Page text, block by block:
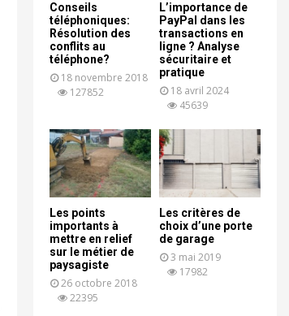
Conseils
téléphoniques:
Résolution des
conflits au
téléphone?
18 novembre 2018
127852
L’importance de
PayPal dans les
transactions en
ligne ? Analyse
sécuritaire et
pratique
18 avril 2024
45639
Les points
importants à
mettre en relief
sur le métier de
paysagiste
26 octobre 2018
22395
Les critères de
choix d’une porte
de garage
3 mai 2019
17982